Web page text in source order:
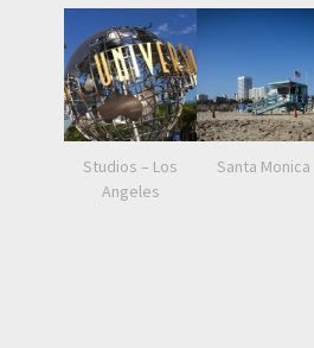
Studios – Los
Angeles
Santa Monica